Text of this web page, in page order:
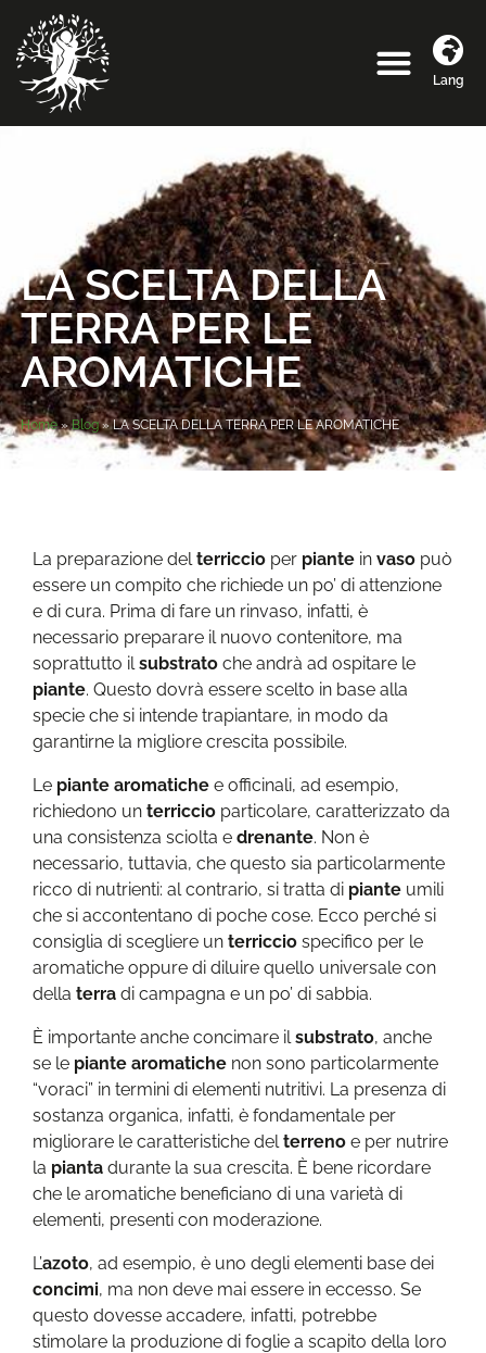
Lang
LA SCELTA DELLA
TERRA PER LE
AROMATICHE
Home»Blog»LA SCELTA DELLA TERRA PER LE AROMATICHE
La preparazione delterriccio per piante in vaso può
essere un compito che richiede un po’ di attenzione
e di cura. Prima di fare un rinvaso, infatti, è
necessario preparare il nuovo contenitore, ma
soprattutto ilsubstrato che andrà ad ospitare le
piante. Questo dovrà essere scelto in base alla
specie che si intende trapiantare, in modo da
garantirne la migliore crescita possibile.
Le piante aromatiche e officinali, ad esempio,
richiedono un terriccio particolare, caratterizzato da
una consistenza sciolta e drenante. Non è
necessario, tuttavia, che questo sia particolarmente
ricco di nutrienti: al contrario, si tratta di piante umili
che si accontentano di poche cose. Ecco perché si
consiglia di scegliere un terriccio specifico per le
aromatiche oppure di diluire quello universale con
della terra di campagna e un po’ di sabbia.
È importante anche concimare ilsubstrato, anche
se le piante aromatiche non sono particolarmente
“voraci” in termini di elementi nutritivi. La presenza di
sostanza organica, infatti, è fondamentale per
migliorare le caratteristiche delterreno e per nutrire
la pianta durante la sua crescita. È bene ricordare
che le aromatiche beneficiano di una varietà di
elementi, presenti con moderazione.
L’azoto, ad esempio, è uno degli elementi base dei
concimi, ma non deve mai essere in eccesso. Se
questo dovesse accadere, infatti, potrebbe
stimolare la produzione di foglie a scapito della loro